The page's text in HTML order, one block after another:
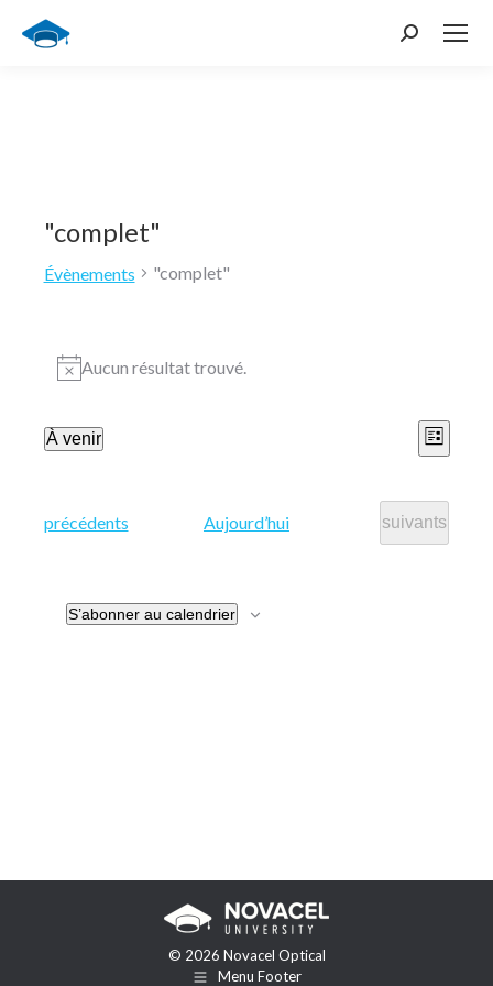
Recherche
"complet"
Évènements "complet"
Évènements
Notice
Aucun résultat trouvé.
parvues
Liste
À venir
une
Évènements
précédents Aujourd’hui Évènements
suivants
S’abonner au calendrier
© 2026 Novacel Optical
Menu Footer